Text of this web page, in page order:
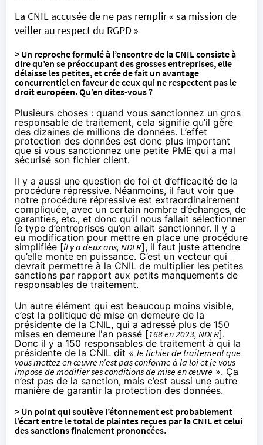
La CNIL accusée de ne pas remplir « sa mission de
veiller au respect du RGPD »
> Un reprocheformuléà l’encontre de la CNIL consiste à
dire qu’en se préoccupant des grosses entreprises, elle
délaisse les petites, et crée de fait un avantage
concurrentiel en faveur de ceux qui ne respectent pas le
droit européen. Qu’en dites-vous ?
Plusieurs choses : quand vous sanctionnez un gros
responsable de traitement, cela signifie qu’il gère
des dizaines de millions de données. L’effet
protection des données est donc plus important
que si vous sanctionnez une petite PME qui a mal
sécurisé son fichier client.
Il y a aussi une question de foi et d’efficacité de la
procédure répressive. Néanmoins, il faut voir que
notre procédure répressive est extraordinairement
compliquée, avec un certain nombre d’échanges, de
garanties, etc., et donc qu’il nous fallait sélectionner
le type d’entreprises qu’on allait sanctionner. Il y a
eu modification pour mettre en place une procédure
simplifiée [il y a deux ans, NDLR], il faut juste attendre
qu’elle monte en puissance. C’est un vecteur qui
devrait permettre à la CNIL de multiplier les petites
sanctions par rapport aux petits manquements de
responsables de traitement.
Un autre élément qui est beaucoup moins visible,
c’est la politique de mise en demeure de la
présidente de la CNIL, qui a adressé plus de 150
mises en demeure l'an passé [168en 2023, NDLR].
Donc il y a 150 responsables de traitement à qui la
présidente de la CNIL dit « le fichier de traitement que
vous mettez en œuvre n’est pas conforme à la loi et je vous
impose de modifier ses conditions de mise en œuvre ». Ça
n’est pas de la sanction, mais c’est aussi une autre
manière de garantir la protection des données.
> Un point qui soulève l’étonnement est probablement
l’écart entre le total de plaintes reçues par la CNIL et celui
des sanctions finalement prononcées.